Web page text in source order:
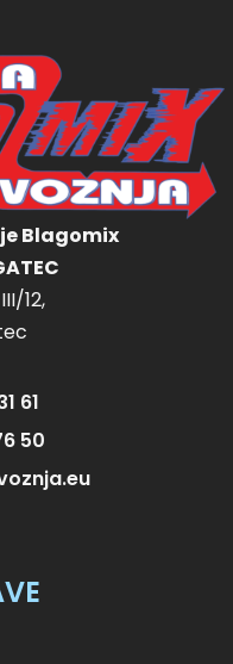
Blagomix
12,
61
50